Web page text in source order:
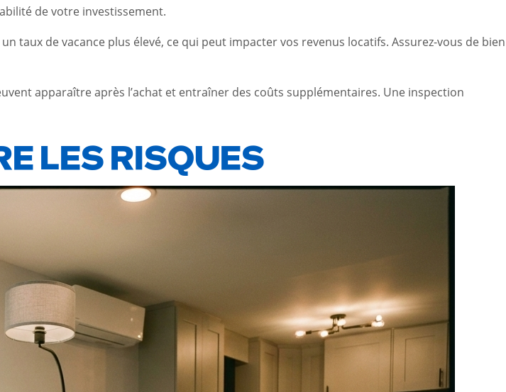
de votre investissement.
taux de vacance plus élevé, ce qui peut impacter vos revenus locatifs. Assurez-vous de bien
apparaître après l’achat et entraîner des coûts supplémentaires. Une inspection
LES RISQUES